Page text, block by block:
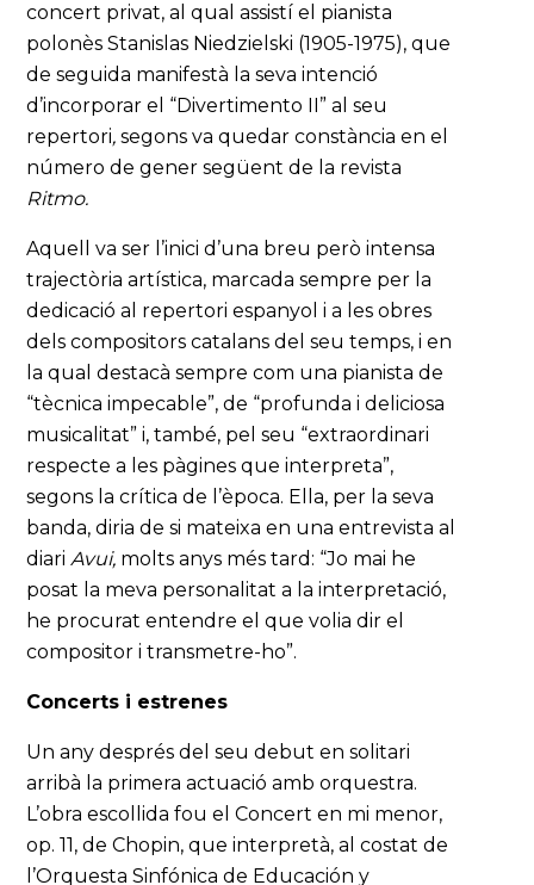
concert privat, al qual assistí el pianista
polonès Stanislas Niedzielski (1905-1975), que
de seguida manifestà la seva intenció
d’incorporar el “Divertimento II” al seu
repertori,segons va quedar constància en el
número de gener següent de la revista
Ritmo.
Aquell va ser l’inici d’una breu però intensa
trajectòria artística, marcada sempre per la
dedicació al repertori espanyol i a les obres
dels compositors catalans del seu temps, i en
la qual destacà sempre com una pianista de
“tècnica impecable”, de “profunda i deliciosa
musicalitat” i, també, pel seu “extraordinari
respecte a les pàgines que interpreta”,
segons la crítica de l’època. Ella, per la seva
banda, diria de si mateixa en una entrevista al
diariAvui, molts anys més tard: “Jo mai he
posat la meva personalitat a la interpretació,
he procurat entendre el que volia dir el
compositor i transmetre-ho”.
Concerts i estrenes
Un any després del seu debut en solitari
arribà la primera actuació amb orquestra.
L’obra escollida fou el Concert en mi menor,
op. 11, de Chopin, que interpretà, al costat de
l’Orquesta Sinfónica de Educación y